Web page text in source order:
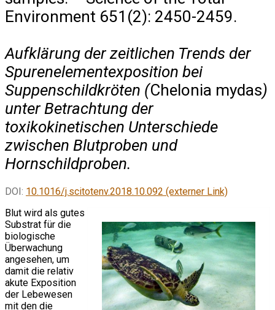
Environment 651(2): 2450-2459.
Aufklärung der zeitlichen Trends der
Spurenelementexposition bei
Suppenschildkröten (Chelonia mydas)
unter Betrachtung der
toxikokinetischen Unterschiede
zwischen Blutproben und
Hornschildproben.
DOI: 10.1016/j.scitotenv.2018.10.092 (externer Link)
Blut wird als gutes
Substrat für die
biologische
Überwachung
angesehen, um
damit die relativ
akute Exposition
der Lebewesen
mit den die